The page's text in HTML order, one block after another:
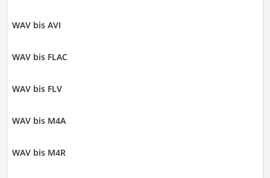
WAV bis AVI
WAV bis FLAC
WAV bis FLV
WAV bis M4A
WAV bis M4R